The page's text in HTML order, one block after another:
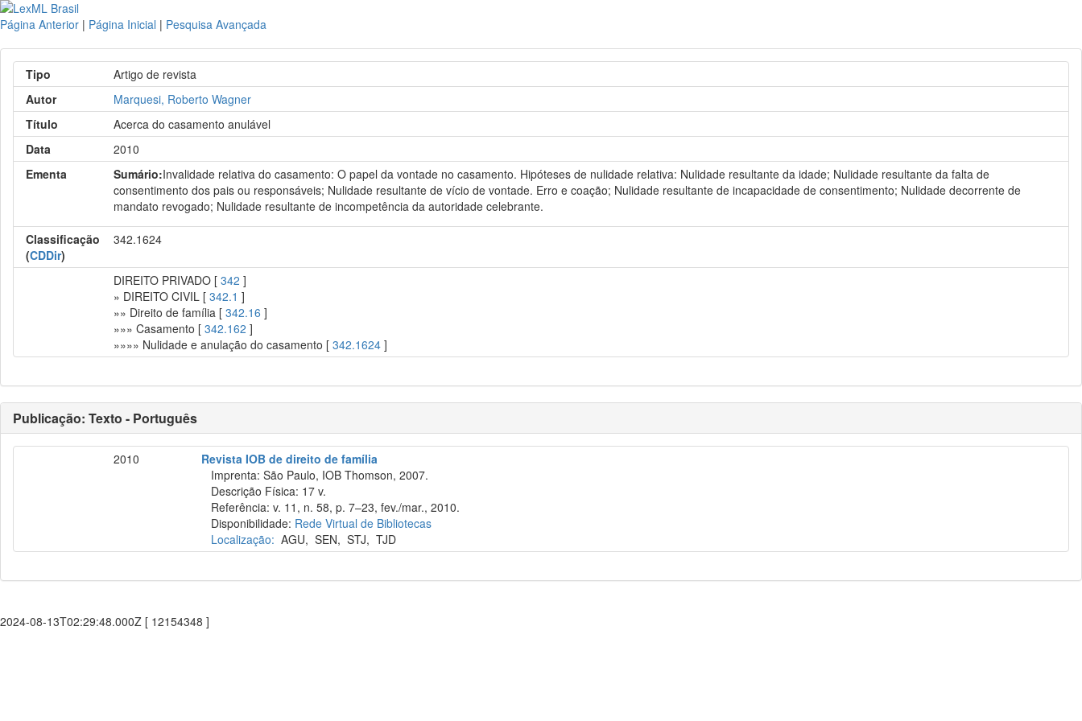
Página Anterior | Página Inicial | Pesquisa Avançada
Tipo
Artigo de revista
Autor
Marquesi, Roberto Wagner
Título
Acerca do casamento anulável
Data
2010
Ementa
Sumário:Invalidade relativa do casamento: O papel da vontade no casamento. Hipóteses de nulidade relativa: Nulidade resultante da idade; Nulidade resultante da falta de
consentimento dos pais ou responsáveis; Nulidade resultante de vício de vontade. Erro e coação; Nulidade resultante de incapacidade de consentimento; Nulidade decorrente de
mandato revogado; Nulidade resultante de incompetência da autoridade celebrante.
Classificação
(CDDir)
342.1624
DIREITO PRIVADO [342 ]
» DIREITO CIVIL [342.1 ]
»» Direito de família [342.16 ]
»»» Casamento [342.162 ]
»»»» Nulidade e anulação do casamento [342.1624 ]
Publicação: Texto - Português
2010
Revista IOB de direito de família
Imprenta: São Paulo, IOB Thomson, 2007.
Descrição Física: 17 v.
Referência: v. 11, n. 58, p. 7–23, fev./mar., 2010.
Disponibilidade: Rede Virtual de Bibliotecas
Localização: AGU,SEN,STJ,TJD
2024-08-13T02:29:48.000Z [ 12154348 ]